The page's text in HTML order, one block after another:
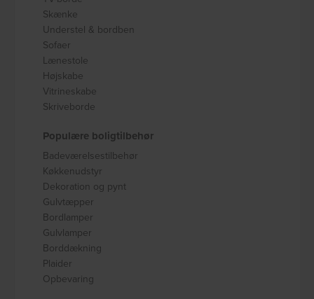
Skænke
Understel & bordben
Sofaer
Lænestole
Højskabe
Vitrineskabe
Skriveborde
Populære boligtilbehør
Badeværelsestilbehør
Køkkenudstyr
Dekoration og pynt
Gulvtæpper
Bordlamper
Gulvlamper
Borddækning
Plaider
Opbevaring